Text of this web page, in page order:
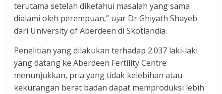
terutama setelah diketahui masalah yang sama
dialami oleh perempuan,” ujar Dr Ghiyath Shayeb
dari University of Aberdeen di Skotlandia.
Penelitian yang dilakukan terhadap 2.037 laki-laki
yang datang ke Aberdeen Fertility Centre
menunjukkan, pria yang tidak kelebihan atau
kekurangan berat badan dapat memproduksi lebih